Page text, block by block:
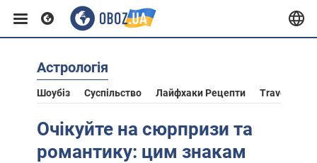
Європа
США
Астрологія
Шоубіз Суспільство Лайфхаки Рецепти Travel
Очікуйте на сюрпризи та
романтику: цим знакам